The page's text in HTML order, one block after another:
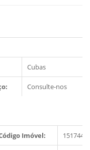
Cubas
Consulte-nos
Imóvel: 1517445